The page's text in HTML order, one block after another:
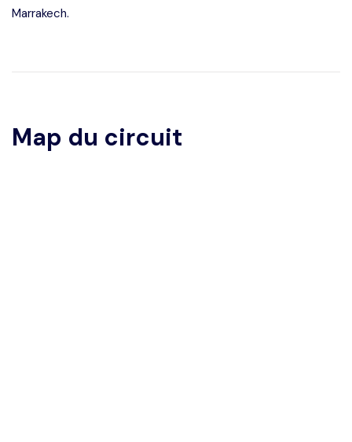
Marrakech.
Map du circuit